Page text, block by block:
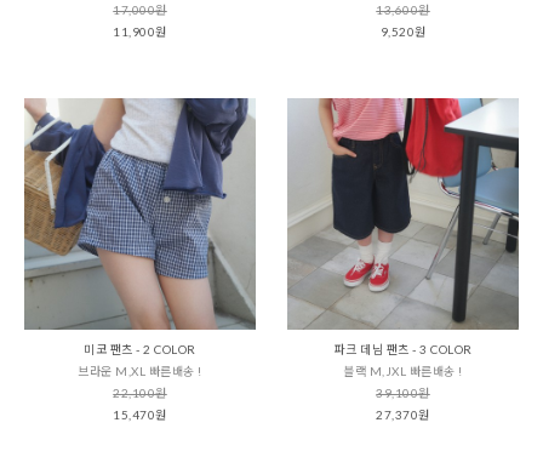
17,000원
11,900원
13,600원
9,520원
미코 팬츠 - 2 COLOR
브라운 M,XL 빠른배송 !
22,100원
15,470원
파크 데님 팬츠 - 3 COLOR
블랙 M,JXL 빠른배송 !
39,100원
27,370원